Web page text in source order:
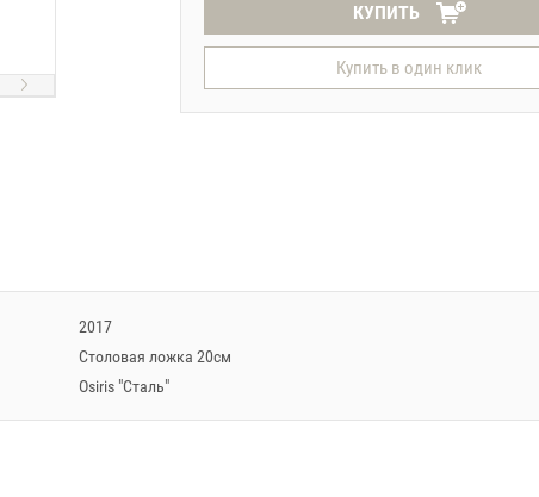
КУПИТЬ
Купить в один клик
2017
Cтоловая ложка 20см
Osiris "Сталь"